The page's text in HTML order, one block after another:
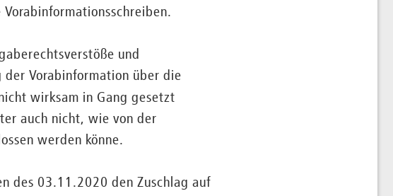
und
der Vorabinformation über die
wirksam in Gang gesetzt
auch nicht, wie von der
werden könne.
des 03.11.2020 den Zuschlag auf